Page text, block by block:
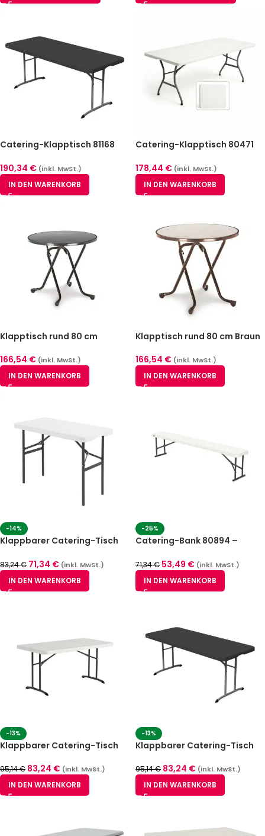
Catering-Klapptisch 81168
190,34 € (inkl. MwSt.)
IN DEN WARENKORB
Catering-Klapptisch 80471
178,44 € (inkl. MwSt.)
IN DEN WARENKORB
Klapptisch rund 80 cm
166,54 € (inkl. MwSt.)
IN DEN WARENKORB
Klapptisch rund 80 cm Braun
166,54 € (inkl. MwSt.)
IN DEN WARENKORB
-14%
Klappbarer Catering-Tisch
83,24€ 71,34 € (inkl. MwSt.)
IN DEN WARENKORB
-25%
Catering-Bank 80894 –
71,34€ 53,49 € (inkl. MwSt.)
IN DEN WARENKORB
-13%
Klappbarer Catering-Tisch
95,14€ 83,24 € (inkl. MwSt.)
IN DEN WARENKORB
-13%
Klappbarer Catering-Tisch
95,14€ 83,24 € (inkl. MwSt.)
IN DEN WARENKORB